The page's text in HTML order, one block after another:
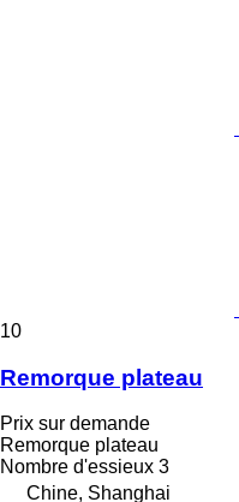
10
Remorque plateau
Prix sur demande
Remorque plateau
Nombre d'essieux 3
Chine, Shanghai